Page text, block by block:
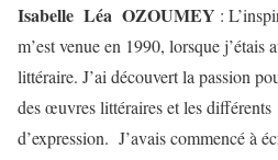
Isabelle Léa OZOUMEY :
m’est venue en 1990, lorsque j’étais
littéraire. J’ai découvert la passion
des œuvres littéraires et les
d’expression. J’avais commencé à